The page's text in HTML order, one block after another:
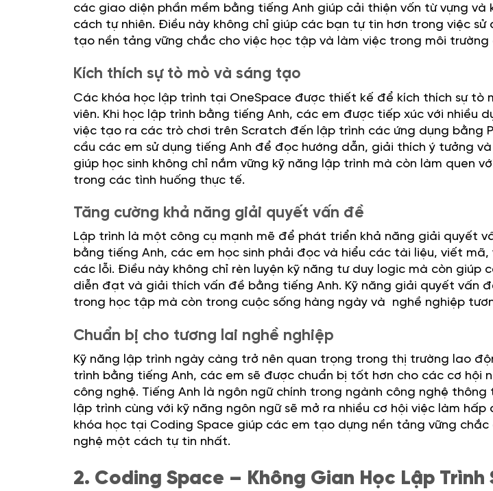
các giao diện phần mềm bằng tiếng Anh giúp cải thiện vốn từ vựng và
cách tự nhiên. Điều này không chỉ giúp các bạn tự tin hơn trong việc sử
tạo nền tảng vững chắc cho việc học tập và làm việc trong môi trường
Kích thích sự tò mò và sáng tạo
Các khóa học lập trình tại OneSpace được thiết kế để kích thích sự tò
viên. Khi học lập trình bằng tiếng Anh, các em được tiếp xúc với nhiều
việc tạo ra các trò chơi trên Scratch đến lập trình các ứng dụng bằng
cầu các em sử dụng tiếng Anh để đọc hướng dẫn, giải thích ý tưởng
giúp học sinh không chỉ nắm vững kỹ năng lập trình mà còn làm quen
trong các tình huống thực tế.
Tăng cường khả năng giải quyết vấn đề
Lập trình là một công cụ mạnh mẽ để phát triển khả năng giải quyết
bằng tiếng Anh, các em học sinh phải đọc và hiểu các tài liệu, viết
các lỗi. Điều này không chỉ rèn luyện kỹ năng tư duy logic mà còn giúp
diễn đạt và giải thích vấn đề bằng tiếng Anh. Kỹ năng giải quyết vấn
trong học tập mà còn trong cuộc sống hàng ngày và nghề nghiệp
Chuẩn bị cho tương lai nghề nghiệp
Kỹ năng lập trình ngày càng trở nên quan trọng trong thị trường lao
trình bằng tiếng Anh, các em sẽ được chuẩn bị tốt hơn cho các cơ hội
công nghệ. Tiếng Anh là ngôn ngữ chính trong ngành công nghệ thông
lập trình cùng với kỹ năng ngôn ngữ sẽ mở ra nhiều cơ hội việc làm
khóa học tại Coding Space giúp các em tạo dựng nền tảng vững
nghệ một cách tự tin nhất.
2. Coding Space – Không Gian Học Lập Trình